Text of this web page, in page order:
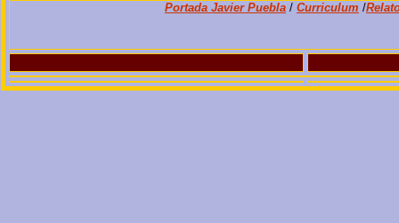
Portada Javier Puebla / Curriculum /